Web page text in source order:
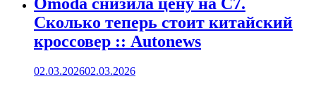
Omoda снизила цену на C7.
Сколько теперь стоит китайский
кроссовер :: Autonews
02.03.202602.03.2026